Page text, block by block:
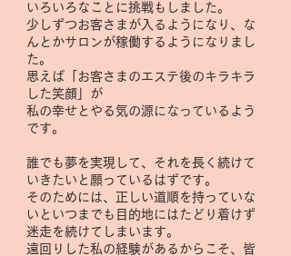
いろいろなことに挑戦もしました。
少しずつお客さまが入るようになり、な
んとかサロンが稼働するようになりまし
た。
思えば「お客さまのエステ後のキラキラ
した笑顔」が
私の幸せとやる気の源になっているよう
です。
誰でも夢を実現して、それを長く続けて
いきたいと願っているはずです。
そのためには、正しい道順を持っていな
いといつまでも目的地にはたどり着けず
迷走を続けてしまいます。
遠回りした私の経験があるからこそ、皆